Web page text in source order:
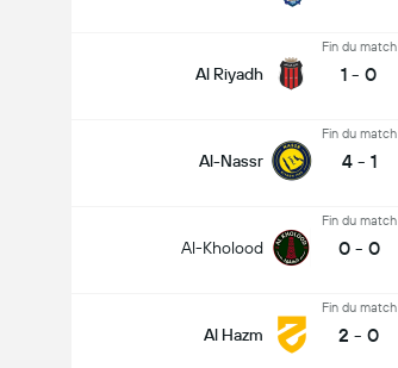
Al Riyadh
Fin du match
1 - 0
Al-Nassr
Fin du match
4 - 1
Al-Kholood
Fin du match
0 - 0
Al Hazm
Fin du match
2 - 0